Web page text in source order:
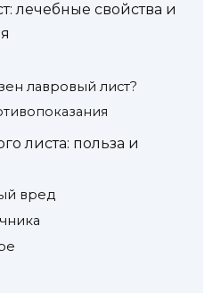
лечебные свойства и
лавровый лист?
листа: польза и
вред